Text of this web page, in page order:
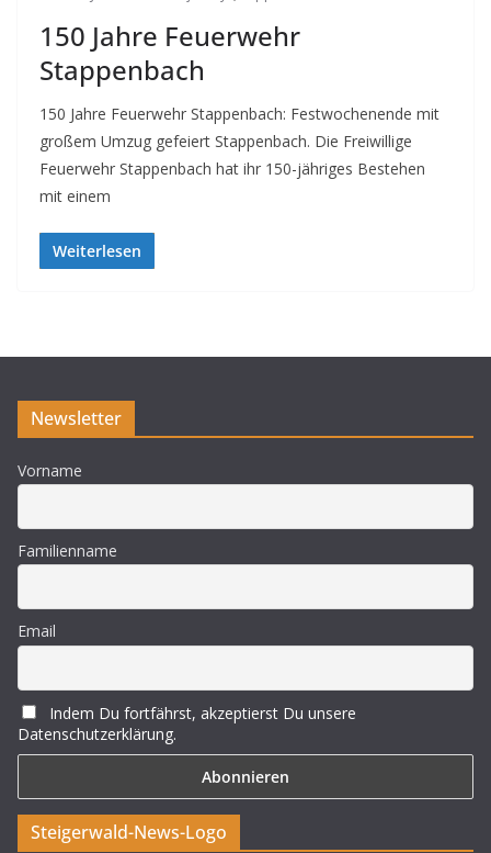
150 Jahre Feuerwehr
Stappenbach
150 Jahre Feuerwehr Stappenbach: Festwochenende mit
großem Umzug gefeiert Stappenbach. Die Freiwillige
Feuerwehr Stappenbach hat ihr 150-jähriges Bestehen
mit einem
Weiterlesen
Newsletter
Vorname
Familienname
Email
Indem Du fortfährst, akzeptierst Du unsere
Datenschutzerklärung.
Steigerwald-News-Logo